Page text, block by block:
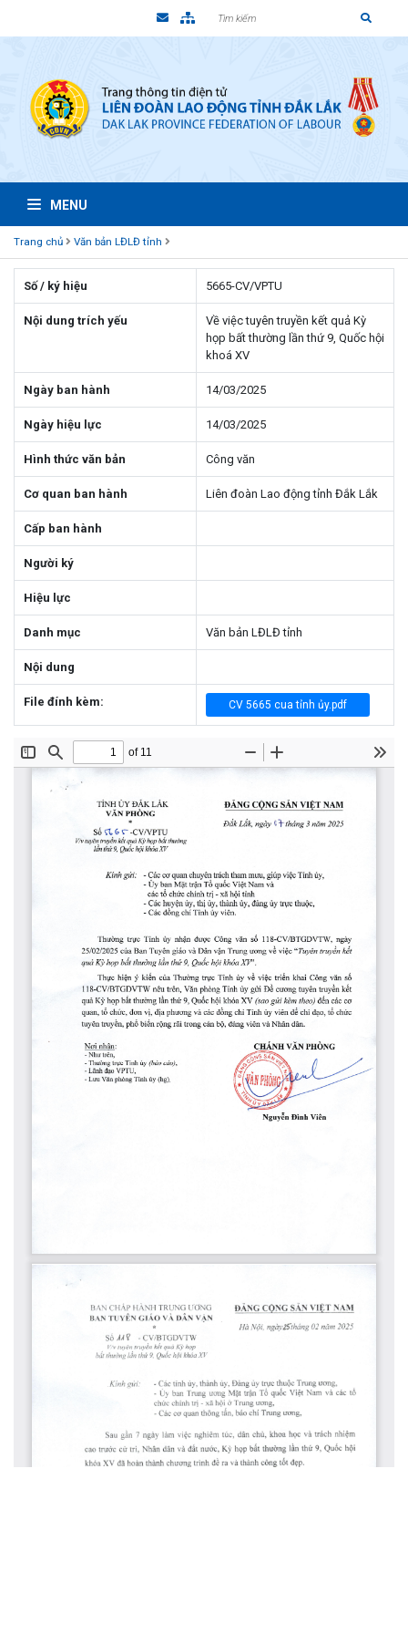
MENU
Trang chủ Văn bản LĐLĐ tỉnh
Số / ký hiệu 5665-CV/VPTU
Nội dung trích yếu
Về việc tuyên truyền kết quả Kỳ
họp bất thường lần thứ 9, Quốc hội
khoá XV
Ngày ban hành 14/03/2025
Ngày hiệu lực 14/03/2025
Hình thức văn bản Công văn
Cơ quan ban hành Liên đoàn Lao động tỉnh Đắk Lắk
Cấp ban hành
Người ký
Hiệu lực
Danh mục Văn bản LĐLĐ tỉnh
Nội dung
File đính kèm: CV 5665 cua tỉnh ủy.pdf